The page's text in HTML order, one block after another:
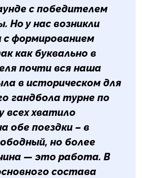
с победителем
Но у нас возникли
формированием
как буквально в
почти вся наша
в историческом для
гандбола турне по
всех хватило
обе поездки – в
но более
— это работа. В
состава